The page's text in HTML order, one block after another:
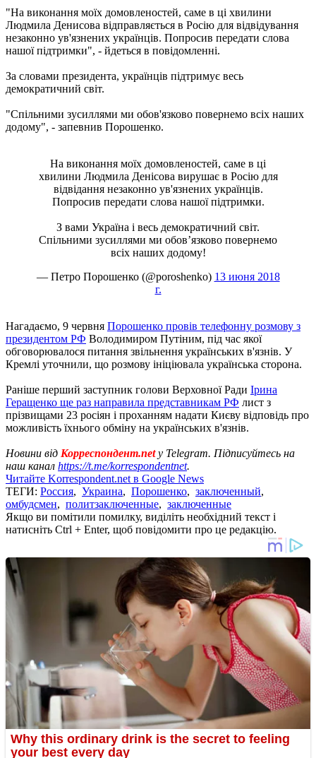
"На виконання моїх домовленостей, саме в ці хвилини
Людмила Денисова відправляється в Росію для відвідування
незаконно ув'язнених українців. Попросив передати слова
нашої підтримки", - йдеться в повідомленні.
За словами президента, українців підтримує весь
демократичний світ.
"Спільними зусиллями ми обов'язково повернемо всіх наших
додому", - запевнив Порошенко.
На виконання моїх домовленостей, саме в ці
хвилини Людмила Денісова вирушає в Росію для
відвідання незаконно ув'язнених українців.
Попросив передати слова нашої підтримки.
З вами Україна і весь демократичний світ.
Спільними зусиллями ми обов’язково повернемо
всіх наших додому!
— Петро Порошенко (@poroshenko) 13 июня 2018
г.
Нагадаємо, 9 червня Порошенко провів телефонну розмову з
президентом РФ Володимиром Путіним, під час якої
обговорювалося питання звільнення українських в'язнів. У
Кремлі уточнили, що розмову ініціювала українська сторона.
Раніше перший заступник голови Верховної Ради Ірина
Геращенко ще раз направила представникам РФ лист з
прізвищами 23 росіян і проханням надати Києву відповідь про
можливість їхнього обміну на українських в'язнів.
Новини від Корреспондент.netу Telegram. Підписуйтесь на
наш канал https://t.me/korrespondentnet.
Читайте Korrespondent.net в Google News
ТЕГИ: Россия, Украина, Порошенко, заключенный,
омбудсмен, политзаключенные, заключенные
Якщо ви помітили помилку, виділіть необхідний текст і
натисніть Ctrl + Enter, щоб повідомити про це редакцію.